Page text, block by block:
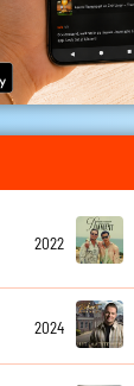
2022
2024